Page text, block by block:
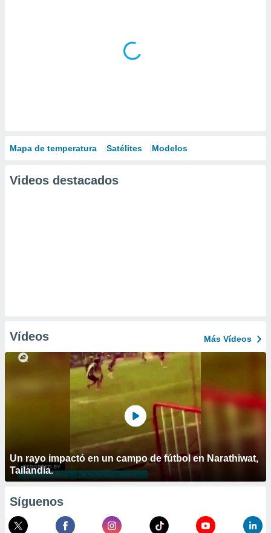
Mapa de temperatura Satélites Modelos
Videos destacados
Vídeos Más Vídeos
Un rayo impactó en un campo de fútbol en Narathiwat,
Tailandia.
Síguenos